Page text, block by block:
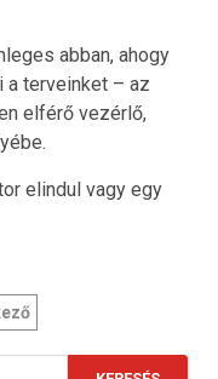
abban, ahogy
a terveinket – az
elférő vezérlő,
elindul vagy egy